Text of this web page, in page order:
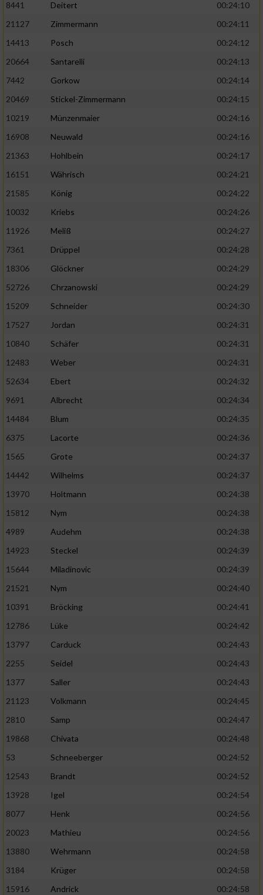
8441 Deitert
00:24:10
21127
Zimmermann
00:24:11
14413
Posch
00:24:12
20664
Santarelli
00:24:13
7442
Gorkow
00:24:14
20469
Stickel-Zimmermann
00:24:15
10219
Münzenmaier
00:24:16
16908
Neuwald
00:24:16
21363
Hohlbein
00:24:17
16151
Währisch
00:24:21
21585
König
00:24:22
10032
Kriebs
00:24:26
11926
Meliß
00:24:27
7361
Drüppel
00:24:28
18306
Glöckner
00:24:29
52726
Chrzanowski
00:24:29
15209
Schneider
00:24:30
17527
Jordan
00:24:31
10840
Schäfer
00:24:31
12483
Weber
00:24:31
52634
Ebert
00:24:32
9691
Albrecht
00:24:34
14484
Blum
00:24:35
6375
Lacorte
00:24:36
1565
Grote
00:24:37
14442
Wilhelms
00:24:37
13970
Holtmann
00:24:38
15812
Nym
00:24:38
4989
Audehm
00:24:38
14923
Steckel
00:24:39
15644
Miladinovic
00:24:39
21521
Nym
00:24:40
10391
Bröcking
00:24:41
12786
Lüke
00:24:42
13797
Carduck
00:24:43
2255
Seidel
00:24:43
1377
Saller
00:24:43
21123
Volkmann
00:24:45
2810
Samp
00:24:47
19868
Chivata
00:24:48
53
Schneeberger
00:24:52
12543
Brandt
00:24:52
13928
Igel
00:24:54
8077
Henk
00:24:56
20023
Mathieu
00:24:56
13880
Wehrmann
00:24:58
3184
Krüger
00:24:58
15916
Andrick
00:24:58